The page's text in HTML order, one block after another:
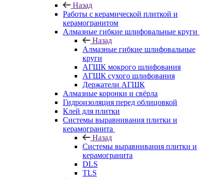
Назад
Работы с керамической плиткой и
керамогранитом
Алмазные гибкие шлифовальные круги
Назад
Алмазные гибкие шлифовальные
круги
АГШК мокрого шлифования
АГШК сухого шлифования
Держатели АГШК
Алмазные коронки и свёрла
Гидроизоляция перед облицовкой
Клей для плитки
Системы выравнивания плитки и
керамогранита
Назад
Системы выравнивания плитки и
керамогранита
DLS
TLS